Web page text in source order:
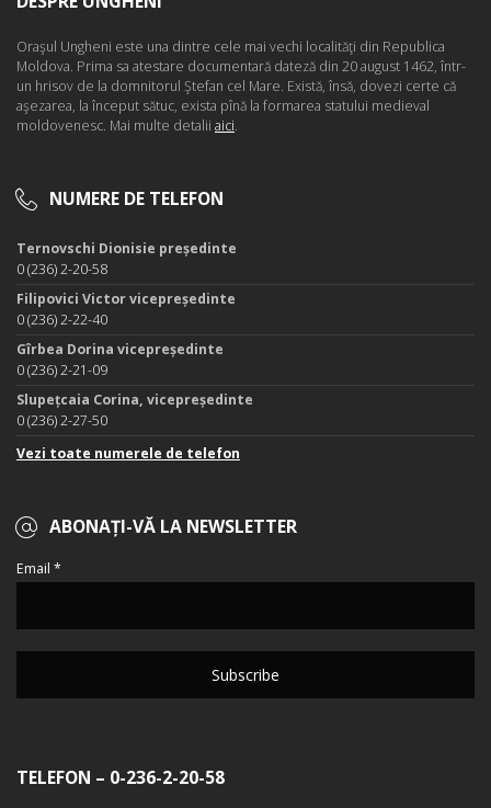
Oraşul Ungheni este una dintre cele mai vechi localităţi din Republica
Moldova. Prima sa atestare documentară dateză din 20 august 1462, într-
un hrisov de la domnitorul Ştefan cel Mare. Există, însă, dovezi certe că
aşezarea, la început sătuc, exista pînă la formarea statului medieval
moldovenesc. Mai multe detalii aici.
NUMERE DE TELEFON
Ternovschi Dionisie președinte
0 (236) 2-20-58
Filipovici Victor vicepreședinte
0 (236) 2-22-40
Gîrbea Dorina vicepreședinte
0 (236) 2-21-09
Slupețcaia Corina, vicepreședinte
0 (236) 2-27-50
Vezi toate numerele de telefon
ABONAȚI-VĂ LA NEWSLETTER
Email *
TELEFON – 0-236-2-20-58